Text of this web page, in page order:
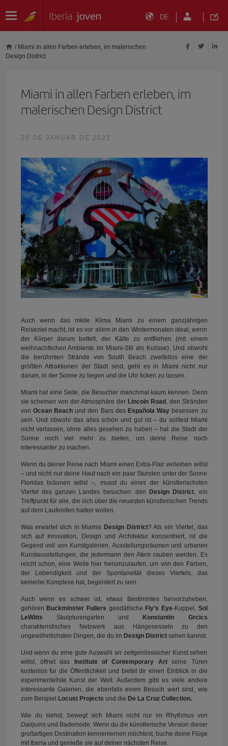
DE
/ Miami in allen Farben erleben, im malerischen
Design District
Miami in allen Farben erleben, im
malerischen Design District
20 DE JANUAR DE 2022
Auch wenn das milde Klima Miami zu einem ganzjährigen
Reiseziel macht, ist es vor allem in den Wintermonaten ideal, wenn
der Körper darum bettelt, der Kälte zu entfliehen (mit einem
weihnachtlichen Ambiente im Miami-Stil als Kulisse). Und obwohl
die berühmten Strände von South Beach zweifellos eine der
größten Attraktionen der Stadt sind, geht es in Miami nicht nur
darum, in der Sonne zu liegen und die Uhr ticken zu lassen.
Miami hat eine Seite, die Besucher manchmal kaum kennen. Denn
sie scheinen von der Atmosphäre der Lincoln Road , den Stränden
von Ocean Beachund den Bars des Española Way besessen zu
sein. Und obwohl das alles schön und gut ist – du solltest Miami
nicht verlassen, ohne alles gesehen zu haben – hat die Stadt der
Sonne noch viel mehr zu bieten, um deine Reise noch
interessanter zu machen.
Wenn du deiner Reise nach Miami einen Extra-Flair verleihen willst
– und nicht nur deine Haut nach ein paar Stunden unter der Sonne
Floridas bräunen willst –, musst du eines der künstlerischsten
Viertel des ganzen Landes besuchen: den
Design District, ein
Treffpunkt für alle, die sich über die neuesten künstlerischen Trends
auf dem Laufenden halten wollen.
Was erwartet dich in Miamis Design District? Als ein Viertel, das
sich auf Innovation, Design und Architektur konzentriert, ist die
Gegend voll von Kunstgalerien, Ausstellungsräumen und urbanen
Kunstausstellungen, die jedermann den Atem rauben werden. Es
reicht schon, eine Weile hier herumzulaufen, um von den Farben,
der Lebendigkeit und der Spontaneität dieses Viertels, das
keinerlei Komplexe hat, begeistert zu sein.
Auch wenn es schwer ist, etwas Bestimmtes hervorzuheben,
gehören Buckminster Fullers geodätische Fly’s Eye-Kuppel, Sol
LeWitts Skulpturengarten und
Konstantin Grcics
charakteristisches Netzwerk aus Hängesesseln zu den
ungewöhnlichsten Dingen, die du im Design Districtsehen kannst.
Und wenn du eine gute Auswahl an zeitgenössischer Kunst sehen
willst, öffnet das
Institute of Contemporary Artseine Türen
kostenlos für die Öffentlichkeit und bietet dir einen Einblick in die
experimentellste Kunst der Welt. Außerdem gibt es viele andere
interessante Galerien, die ebenfalls einen Besuch wert sind, wie
zum Beispiel
Locust Projects und die De La Cruz Collection.
Wie du siehst, bewegt sich Miami nicht nur im Rhythmus von
Daiquiris und Bademode. Wenn du die künstlerische Version dieser
großartigen Destination kennenlernen möchtest, buche deine Flüge
mit Iberia und genieße sie auf deiner nächsten Reise.